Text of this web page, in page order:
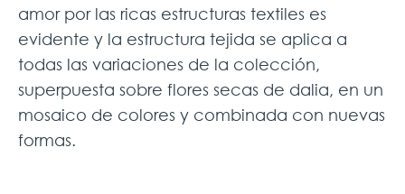
amor por las ricas estructuras textiles es
evidente y la estructura tejida se aplica a
todas las variaciones de la colección,
superpuesta sobre flores secas de dalia, en un
mosaico de colores y combinada con nuevas
formas.